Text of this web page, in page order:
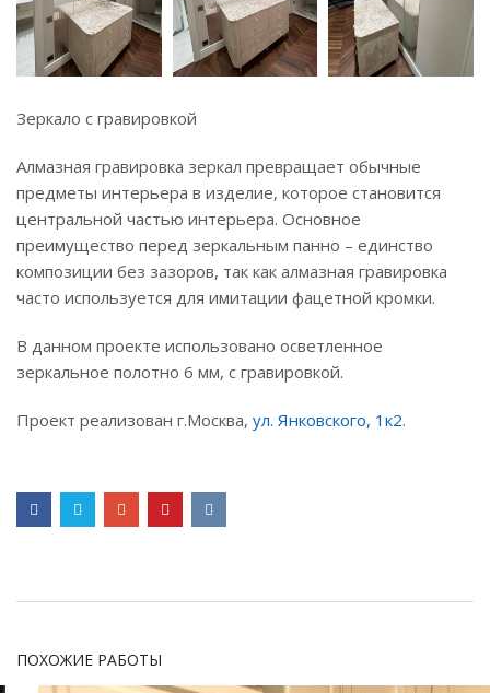
Зеркало с гравировкой
Алмазная гравировка зеркал превращает обычные
предметы интерьера в изделие, которое становится
центральной частью интерьера. Основное
преимущество перед зеркальным панно – единство
композиции без зазоров, так как алмазная гравировка
часто используется для имитации фацетной кромки.
В данном проекте использовано осветленное
зеркальное полотно 6 мм, с гравировкой.
Проект реализован г.Москва, ул. Янковского, 1к2.
ПОХОЖИЕ РАБОТЫ